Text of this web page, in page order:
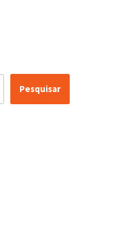
Pesquisar